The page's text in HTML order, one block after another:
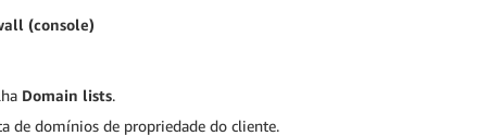
(console)
Domain lists.
de domínios de propriedade do cliente.